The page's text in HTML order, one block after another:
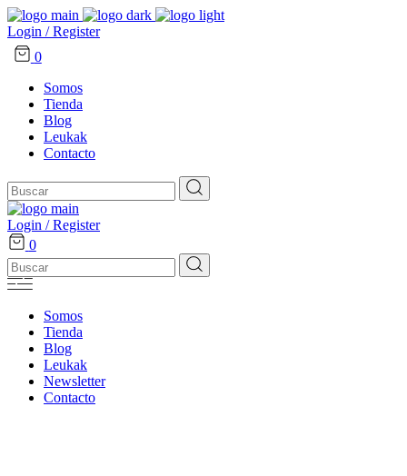
Login / Register
0
Somos
Tienda
Blog
Leukak
Contacto
Search
for:
Login / Register
0
Search
for:
Somos
Tienda
Blog
Leukak
Newsletter
Contacto